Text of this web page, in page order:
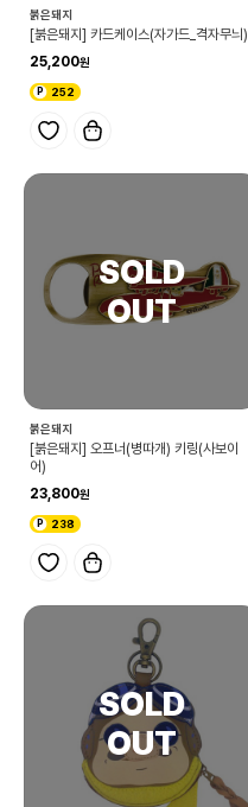
붉은돼지
[붉은돼지] 카드케이스(자가드_격자무늬)
25,200
252
붉은돼지
[붉은돼지] 오프너(병따개) 키링(사보이
어)
23,800
238